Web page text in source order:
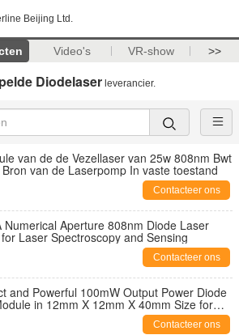
Beijing Ltd.
Video's VR-show >>
Diodelaser leverancier.
van de de Vezellaser van 25w 808nm Bwt
van de Laserpomp In vaste toestand
Contacteer ons
Numerical Aperture 808nm Diode Laser
Laser Spectroscopy and Sensing
Contacteer ons
and Powerful 100mW Output Power Diode
in 12mm X 12mm X 40mm Size for
Contacteer ons